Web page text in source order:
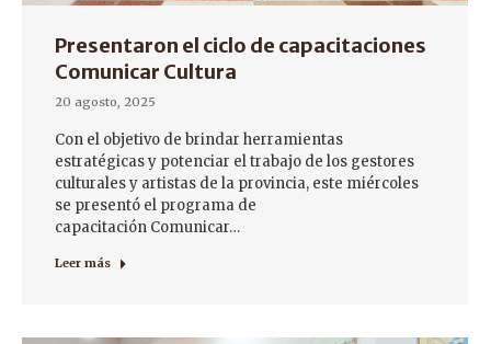
Presentaron el ciclo de capacitaciones
Comunicar Cultura
20 agosto, 2025
Con el objetivo de brindar herramientas
estratégicas y potenciar el trabajo de los gestores
culturales y artistas de la provincia, este miércoles
se presentó el programa de
capacitación Comunicar…
Leer más